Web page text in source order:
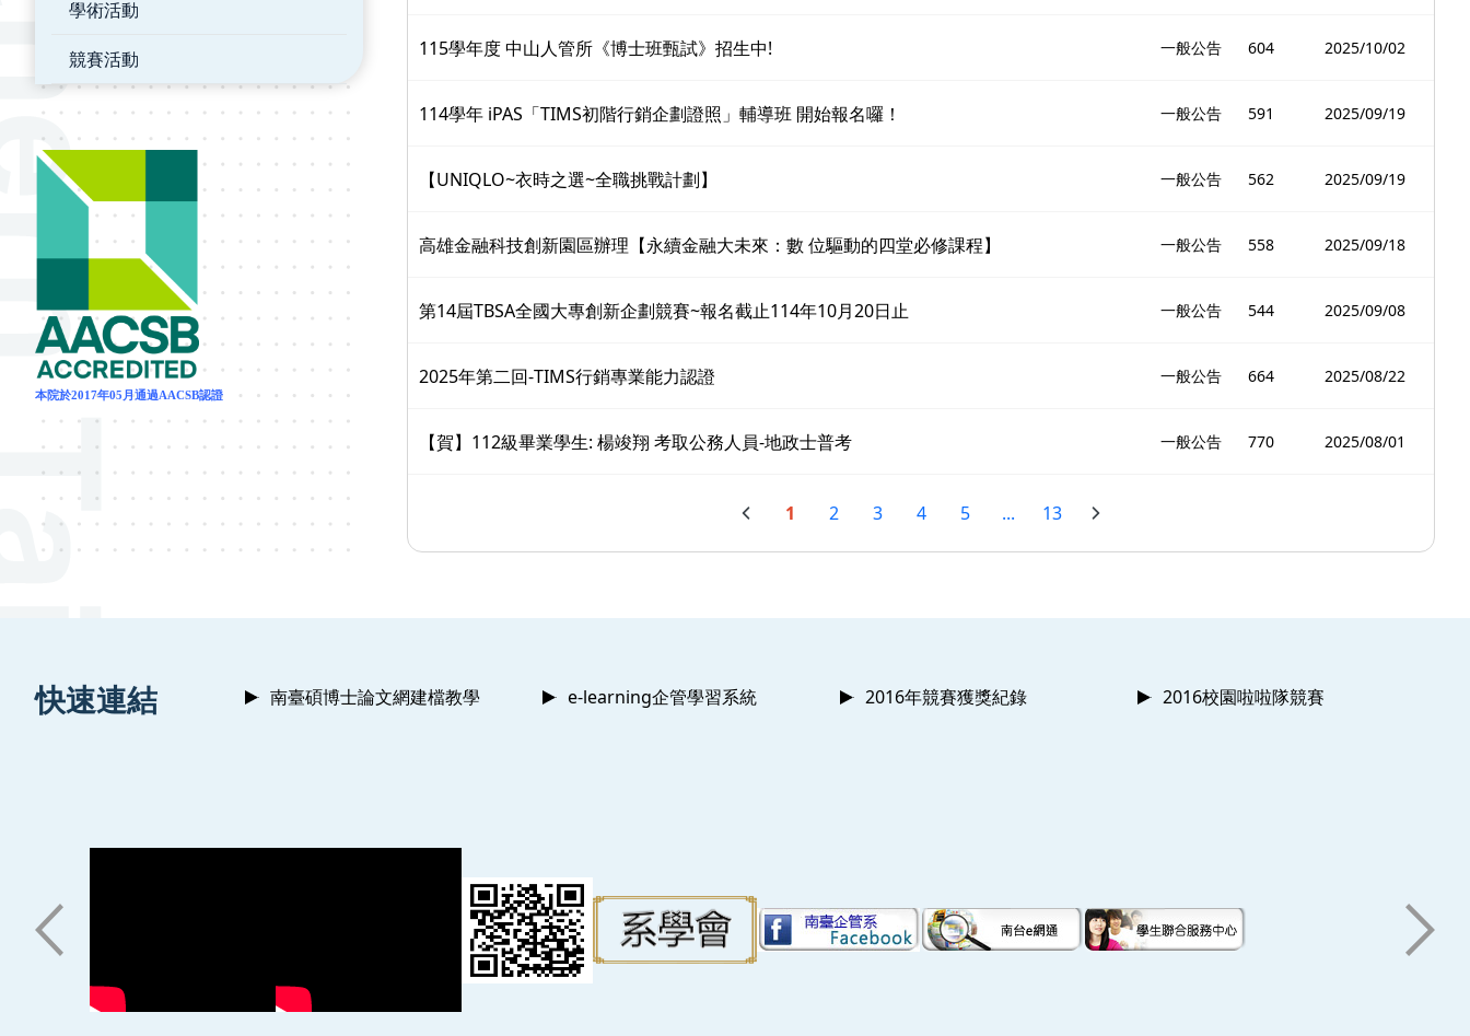
學術活動
競賽活動
本院於2017年05月通過AACSB認證
115學年度 中山人管所《博士班甄試》招生中! 一般公告 604 2025/10/02
114學年 iPAS「TIMS初階行銷企劃證照」輔導班 開始報名囉！ 一般公告 591 2025/09/19
【UNIQLO~衣時之選~全職挑戰計劃】 一般公告 562 2025/09/19
高雄金融科技創新園區辦理【永續金融大未來：數 位驅動的四堂必修課程】 一般公告 558 2025/09/18
第14屆TBSA全國大專創新企劃競賽~報名截止114年10月20日止 一般公告 544 2025/09/08
2025年第二回-TIMS行銷專業能力認證 一般公告 664 2025/08/22
【賀】112級畢業學生: 楊竣翔 考取公務人員-地政士普考 一般公告 770 2025/08/01
1 2 3 4 5 ... 13
快速連結 南臺碩博士論文網建檔教學 e-learning企管學習系統 2016年競賽獲獎紀錄 2016校園啦啦隊競賽